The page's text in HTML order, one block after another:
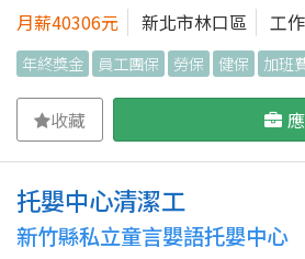
月薪40306元 新北市林口區 工
年終獎金 員工團保 勞保 健保 加班
收藏
托嬰中心清潔工
新竹縣私立童言嬰語托嬰中心